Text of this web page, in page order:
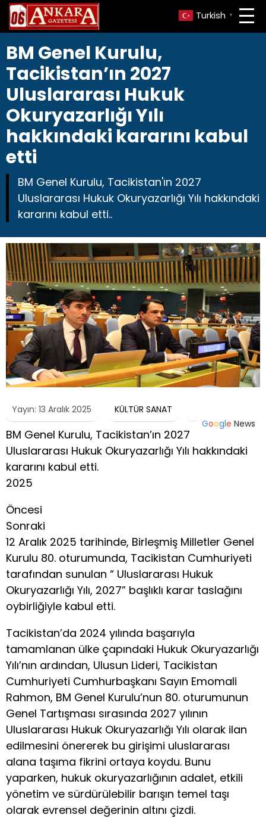
Turkish ▼
BM Genel Kurulu,
Tacikistan’ın 2027
Uluslararası Hukuk
Okuryazarlığı Yılı
hakkındaki kararını kabul
etti
BM Genel Kurulu, Tacikistan'ın 2027
Uluslararası Hukuk Okuryazarlığı Yılı hakkındaki
kararını kabul etti..
Yayın: 13 Aralık 2025
KÜLTÜR SANAT
Google News
BM Genel Kurulu, Tacikistan’ın 2027
Uluslararası Hukuk Okuryazarlığı Yılı hakkındaki
kararını kabul etti.
2025
Öncesi
Sonraki
12 Aralık 2025 tarihinde, Birleşmiş Milletler Genel
Kurulu 80. oturumunda, Tacikistan Cumhuriyeti
tarafından sunulan “ Uluslararası Hukuk
Okuryazarlığı Yılı, 2027” başlıklı karar taslağını
oybirliğiyle kabul etti.
Tacikistan’da 2024 yılında başarıyla
tamamlanan ülke çapındaki Hukuk Okuryazarlığı
Yılı’nın ardından, Ulusun Lideri, Tacikistan
Cumhuriyeti Cumhurbaşkanı Sayın Emomali
Rahmon, BM Genel Kurulu’nun 80. oturumunun
Genel Tartışması sırasında 2027 yılının
Uluslararası Hukuk Okuryazarlığı Yılı olarak ilan
edilmesini önererek bu girişimi uluslararası
alana taşıma fikrini ortaya koydu. Bunu
yaparken, hukuk okuryazarlığının adalet, etkili
yönetim ve sürdürülebilir barışın temel taşı
olarak evrensel değerinin altını çizdi.